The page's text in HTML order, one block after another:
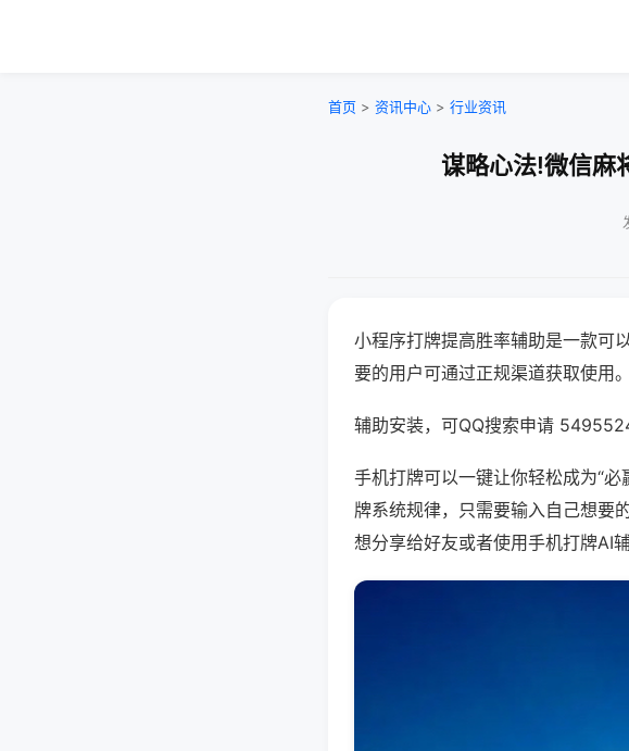
首页 > 资讯中心 > 行业资讯
谋略心法!微信麻
小程序打牌提高胜率辅助是一款可
要的用户可通过正规渠道获取使用。
辅助安装，可QQ搜索申请
手机打牌可以一键让你轻松成为“
牌系统规律，只需要输入自己想要
想分享给好友或者使用手机打牌AI